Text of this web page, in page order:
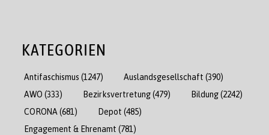
KATEGORIEN
Antifaschismus (1247) Auslandsgesellschaft (390)
AWO (333) Bezirksvertretung(479) Bildung(2242)
CORONA (681) Depot (485)
Engagement & Ehrenamt (781)